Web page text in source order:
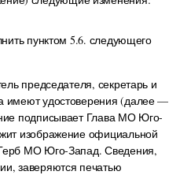
пунктом 5.6. следующего
председателя, секретарь и
имеют удостоверения (далее —
подписывает Глава МО Юго-
изображение официальной
МО Юго-Запад. Сведения,
заверяются печатью